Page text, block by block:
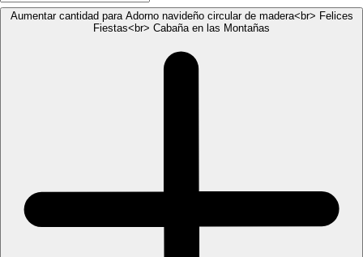
Aumentar cantidad para Adorno navideño circular de madera<br> Felices
Fiestas<br> Cabaña en las Montañas